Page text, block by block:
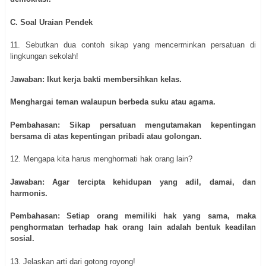
C. Soal Uraian Pendek
11. Sebutkan dua contoh sikap yang mencerminkan persatuan di
lingkungan sekolah!
Jawaban: Ikut kerja bakti membersihkan kelas.
Menghargai teman walaupun berbeda suku atau agama.
Pembahasan: Sikap persatuan mengutamakan kepentingan
bersama di atas kepentingan pribadi atau golongan.
12. Mengapa kita harus menghormati hak orang lain?
Jawaban: Agar tercipta kehidupan yang adil, damai, dan
harmonis.
Pembahasan: Setiap orang memiliki hak yang sama, maka
penghormatan terhadap hak orang lain adalah bentuk keadilan
sosial.
13. Jelaskan arti dari gotong royong!